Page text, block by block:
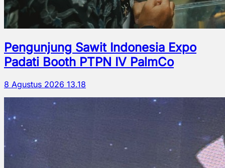
Pengunjung Sawit Indonesia Expo
Padati Booth PTPN IV PalmCo
8 Agustus 2026 13.18